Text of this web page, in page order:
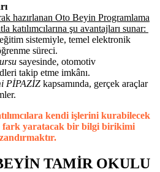
hazırlanan Oto Beyin Programlama
katılımcılarına şu avantajları sunar:
eğitim sistemiyle, temel elektronik
süreci.
sayesinde, otomotiv
takip etme imkânı.
PİPAZİZ kapsamında, gerçek araçlar
kendi işlerini kurabilecek
fark yaratacak bir bilgi birikimi
TAMİR OKULU